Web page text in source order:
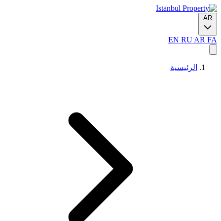
AR
EN RU AR FA
الرئيسية